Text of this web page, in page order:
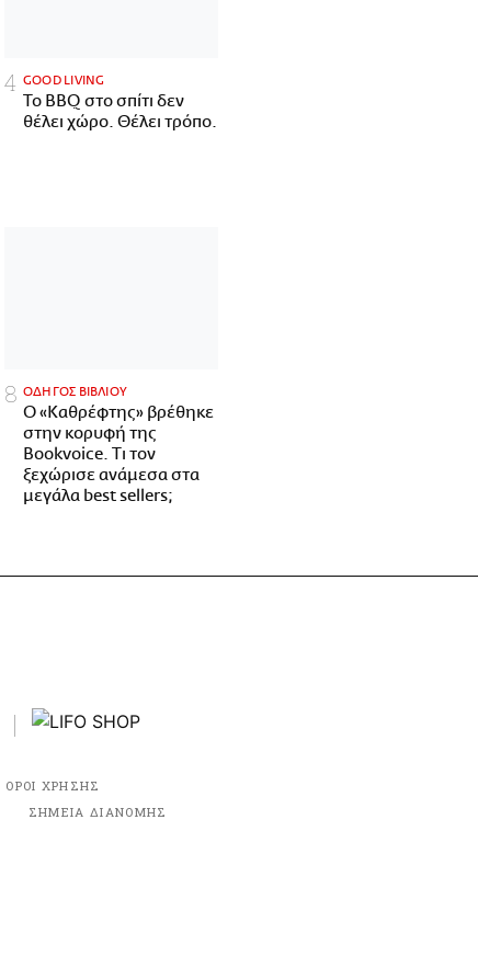
GOOD LIVING
Το BBQ στο σπίτι δεν
θέλει χώρο. Θέλει τρόπο.
ΟΔΗΓΟΣ ΒΙΒΛΙΟΥ
Ο «Καθρέφτης» βρέθηκε
στην κορυφή της
Bookvoice. Τι τον
ξεχώρισε ανάμεσα στα
μεγάλα best sellers;
ΟΡΟΙ ΧΡΗΣΗΣ
ΣΗΜΕΙΑ ΔΙΑΝΟΜΗΣ